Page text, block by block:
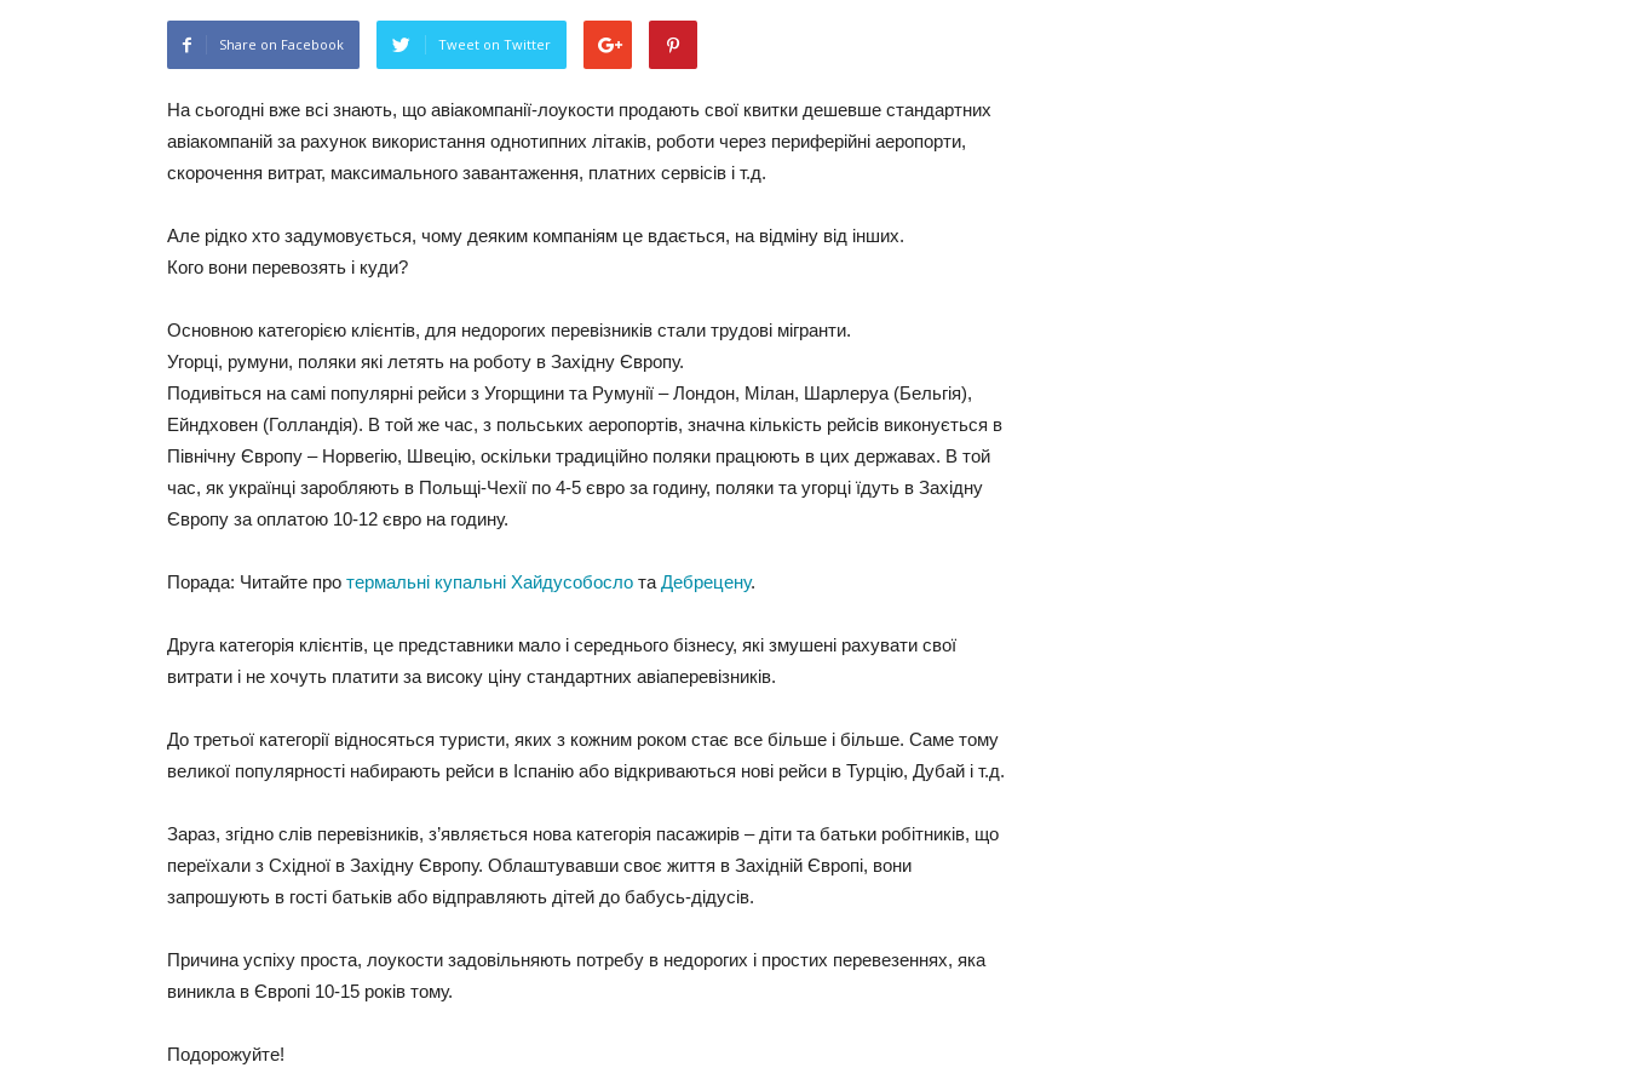
Share on Facebook Tweet on Twitter
На сьогодні вже всі знають, що авіакомпанії-лоукости продають свої квитки дешевше стандартних
авіакомпаній за рахунок використання однотипних літаків, роботи через периферійні аеропорти,
скорочення витрат, максимального завантаження, платних сервісів і т.д.
Але рідко хто задумовується, чому деяким компаніям це вдається, на відміну від інших.
Кого вони перевозять і куди?
Основною категорією клієнтів, для недорогих перевізників стали трудові мігранти.
Угорці, румуни, поляки які летять на роботу в Західну Європу.
Подивіться на самі популярні рейси з Угорщини та Румунії – Лондон, Мілан, Шарлеруа (Бельгія),
Ейндховен (Голландія). В той же час, з польських аеропортів, значна кількість рейсів виконується в
Північну Європу – Норвегію, Швецію, оскільки традиційно поляки працюють в цих державах. В той
час, як українці заробляють в Польщі-Чехії по 4-5 євро за годину, поляки та угорці їдуть в Західну
Європу за оплатою 10-12 євро на годину.
Порада: Читайте про термальні купальні Хайдусобосло та Дебрецену.
Друга категорія клієнтів, це представники мало і середнього бізнесу, які змушені рахувати свої
витрати і не хочуть платити за високу ціну стандартних авіаперевізників.
До третьої категорії відносяться туристи, яких з кожним роком стає все більше і більше. Саме тому
великої популярності набирають рейси в Іспанію або відкриваються нові рейси в Турцію, Дубай і т.д.
Зараз, згідно слів перевізників, з’являється нова категорія пасажирів – діти та батьки робітників, що
переїхали з Східної в Західну Європу. Облаштувавши своє життя в Західній Європі, вони
запрошують в гості батьків або відправляють дітей до бабусь-дідусів.
Причина успіху проста, лоукости задовільняють потребу в недорогих і простих перевезеннях, яка
виникла в Європі 10-15 років тому.
Подорожуйте!